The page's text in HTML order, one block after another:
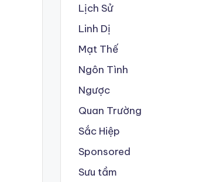
Lịch Sử
Linh Dị
Mạt Thế
Ngôn Tình
Ngược
Quan Trường
Sắc Hiệp
Sponsored
Sưu tầm